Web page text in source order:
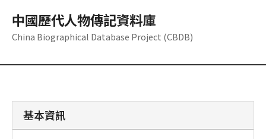
中國歷代人物傳記資料庫
China Biographical Database Project (CBDB)
基本資訊